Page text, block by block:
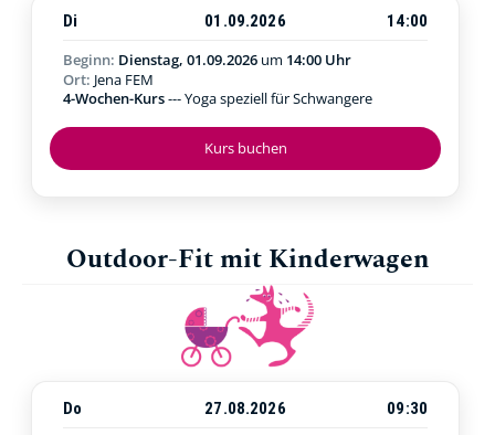
Kurs buchen
Di 01.09.2026
14:00
Beginn: Dienstag, 01.09.2026 um 14:00 Uhr
Ort: Jena FEM
4-Wochen-Kurs--- Yoga speziell für Schwangere
Outdoor-Fit mit Kinderwagen
Do 27.08.2026
09:30